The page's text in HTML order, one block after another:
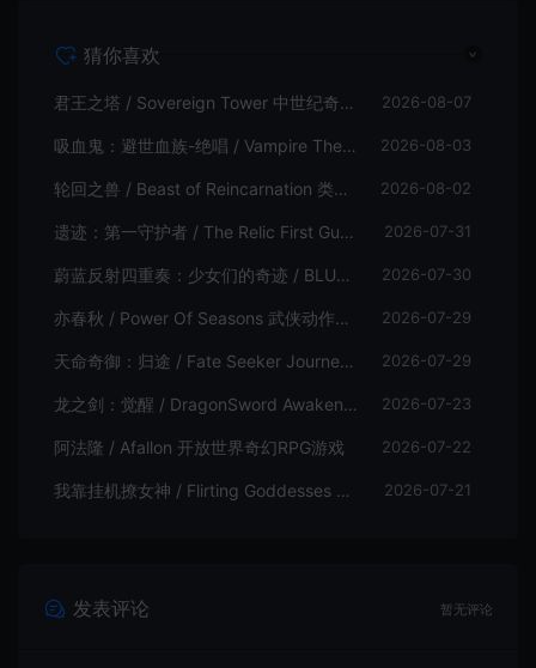
猜你喜欢
君王之塔 / Sovereign Tower 中世纪奇幻模拟RPG游戏 2026-08-07
吸血鬼：避世血族-绝唱 / Vampire The Masquerade Swansong 2026-08-03
轮回之兽 / Beast of Reincarnation 类魂硬核动作RPG游戏 2026-08-02
遗迹：第一守护者 / The Relic First Guardian 类魂动作RPG游戏 2026-07-31
蔚蓝反射四重奏：少女们的奇迹 / BLUE REFLECTION Quartet 卡通回合制RPG游戏 2026-07-30
亦春秋 / Power Of Seasons 武侠动作ARPG游戏 2026-07-29
天命奇御：归途 / Fate Seeker Journey 肉鸽动作RPG游戏 2026-07-29
龙之剑：觉醒 / DragonSword Awakening 开放世界动作RPG游戏 2026-07-23
阿法隆 / Afallon 开放世界奇幻RPG游戏 2026-07-22
我靠挂机撩女神 / Flirting Goddesses by AFK 休闲放置RPG游戏 2026-07-21
发表评论 暂无评论